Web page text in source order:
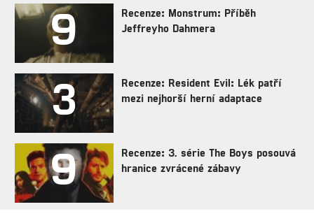
9
Recenze: Monstrum: Příběh
Jeffreyho Dahmera
3
Recenze: Resident Evil: Lék patří
mezi nejhorší herní adaptace
9
Recenze: 3. série The Boys posouvá
hranice zvrácené zábavy